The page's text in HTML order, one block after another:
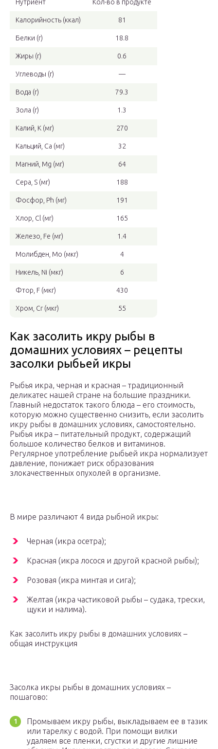
Нутриент Кол-во в продукте
Калорийность (ккал) 81
Белки (г) 18.8
Жиры (г) 0.6
Углеводы (г) —
Вода (г) 79.3
Зола (г) 1.3
Калий, K (мг) 270
Кальций, Ca (мг) 32
Магний, Mg (мг) 64
Сера, S (мг) 188
Фосфор, Ph (мг) 191
Хлор, Cl (мг) 165
Железо, Fe (мг) 1.4
Молибден, Mo (мкг) 4
Никель, Ni (мкг) 6
Фтор, F (мкг) 430
Хром, Cr (мкг) 55
Как засолить икру рыбы в
домашних условиях – рецепты
засолки рыбьей икры
Рыбья икра, черная и красная – традиционный
деликатес нашей стране на большие праздники.
Главный недостаток такого блюда – его стоимость,
которую можно существенно снизить, если засолить
икру рыбы в домашних условиях, самостоятельно.
Рыбья икра – питательный продукт, содержащий
большое количество белков и витаминов.
Регулярное употребление рыбьей икра нормализует
давление, понижает риск образования
злокачественных опухолей в организме.
В мире различают 4 вида рыбной икры:
Черная (икра осетра);
Красная (икра лосося и другой красной рыбы);
Розовая (икра минтая и сига);
Желтая (икра частиковой рыбы – судака, трески,
щуки и налима).
Как засолить икру рыбы в домашних условиях –
общая инструкция
Засолка икры рыбы в домашних условиях –
пошагово:
Промываем икру рыбы, выкладываем ее в тазик
или тарелку с водой. При помощи вилки
удаляем все пленки, сгустки и другие лишние